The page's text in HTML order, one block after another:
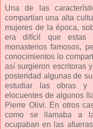
Una de las
compartían una alta
mujeres de la época,
era difícil que estas
monasterios famosos,
conocimientos lo
así surgieron escritoras
posteridad algunas de
estudiar las obras y
elocuentes de algunos
Pierre Olivi. En otros
como se llamaba a
ocupaban en las